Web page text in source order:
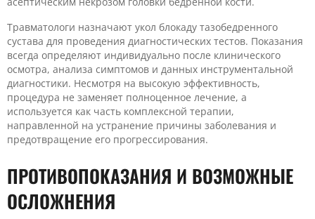
Травматологи назначают укол блокаду тазобедренного
сустава для проведения диагностических тестов. Показания
всегда определяют индивидуально после клинического
осмотра, анализа симптомов и данных инструментальной
диагностики. Несмотря на высокую эффективность,
процедура не заменяет полноценное лечение, а
используется как часть комплексной терапии,
направленной на устранение причины заболевания и
предотвращение его прогрессирования.
ПРОТИВОПОКАЗАНИЯ И ВОЗМОЖНЫЕ
ОСЛОЖНЕНИЯ